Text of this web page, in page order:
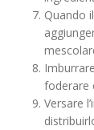
Quando
foderare
Versare